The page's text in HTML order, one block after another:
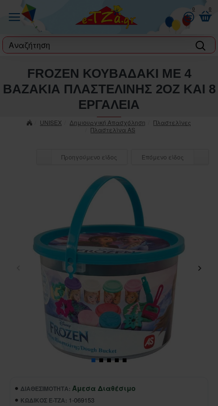
0 0
label
UNISEX Δημιουργική Απασχόληση
Πλαστελίνες
Πλαστελίνα AS
FROZEN ΚΟΥΒΑΔΑΚΙ ΜΕ 4
ΒΑΖΑΚΙΑ ΠΛΑΣΤΕΛΙΝΗΣ 2ΟΖ ΚΑΙ 8
ΕΡΓΑΛΕΙΑ
Προηγούμενο είδος Επόμενο είδος
ΔΙΑΘΕΣΙΜΌΤΗΤΑ: Άμεσα Διαθέσιμο
ΚΩΔΙΚΌΣ E-TZA: 1-069153